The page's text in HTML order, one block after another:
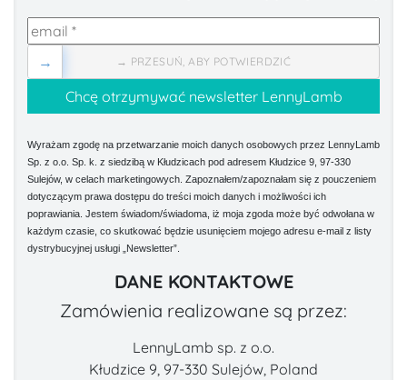
→ PRZESUŃ, ABY POTWIERDZIĆ
→
Wyrażam zgodę na przetwarzanie moich danych osobowych przez LennyLamb
Sp. z o.o. Sp. k. z siedzibą w Kłudzicach pod adresem Kłudzice 9, 97-330
Sulejów, w celach marketingowych. Zapoznałem/zapoznałam się z pouczeniem
dotyczącym prawa dostępu do treści moich danych i możliwości ich
poprawiania. Jestem świadom/świadoma, iż moja zgoda może być odwołana w
każdym czasie, co skutkować będzie usunięciem mojego adresu e-mail z listy
dystrybucyjnej usługi „Newsletter”.
DANE KONTAKTOWE
Zamówienia realizowane są przez:
LennyLamb sp. z o.o.
Kłudzice 9, 97-330 Sulejów, Poland